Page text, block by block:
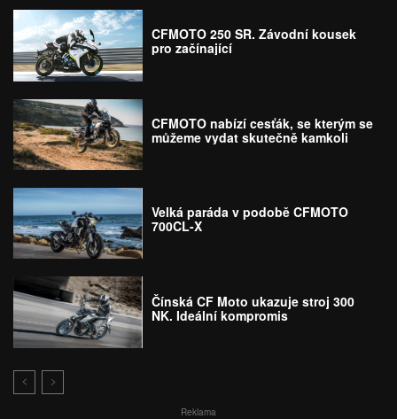
CFMOTO 250 SR. Závodní kousek
pro začínající
CFMOTO nabízí cesťák, se kterým se
můžeme vydat skutečně kamkoli
Velká paráda v podobě CFMOTO
700CL-X
Čínská CF Moto ukazuje stroj 300
NK. Ideální kompromis
Reklama